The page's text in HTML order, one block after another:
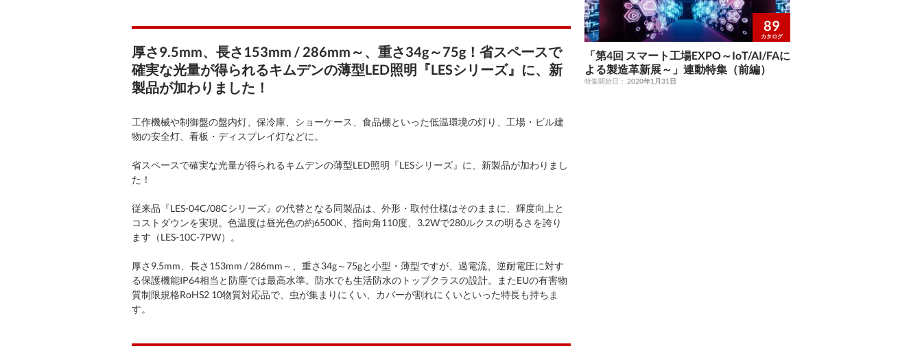
厚さ9.5mm、長さ153mm / 286mm～、重さ34g～75g！省スペースで
確実な光量が得られるキムデンの薄型LED照明『LESシリーズ』に、新
製品が加わりました！
工作機械や制御盤の盤内灯、保冷庫、ショーケース、食品棚といった低温環境の灯り、工場・ビル建
物の安全灯、看板・ディスプレイ灯などに。
省スペースで確実な光量が得られるキムデンの薄型LED照明『LESシリーズ』に、新製品が加わりまし
た！
従来品『LES-04C/08Cシリーズ』の代替となる同製品は、外形・取付仕様はそのままに、輝度向上と
コストダウンを実現。色温度は昼光色の約6500K、指向角110度、3.2Wで280ルクスの明るさを誇り
ます（LES-10C-7PW）。
厚さ9.5mm、長さ153mm / 286mm～、重さ34g～75gと小型・薄型ですが、過電流、逆耐電圧に対す
る保護機能IP64相当と防塵では最高水準。防水でも生活防水のトップクラスの設計。またEUの有害物
質制限規格RoHS2 10物質対応品で、虫が集まりにくい、カバーが割れにくいといった特長も持ちま
す。
89
カタログ
「第4回 スマート工場EXPO～IoT/AI/FAに
よる製造革新展～」連動特集（前編）
特集開始日： 2020年1月31日